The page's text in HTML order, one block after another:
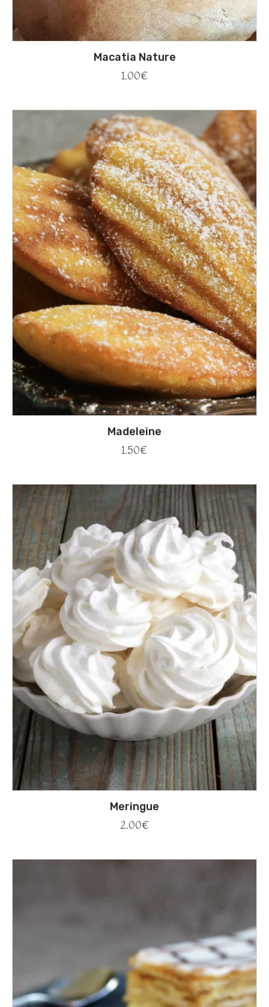
Macatia Nature
1.00€
Madeleine
1.50€
Meringue
2.00€